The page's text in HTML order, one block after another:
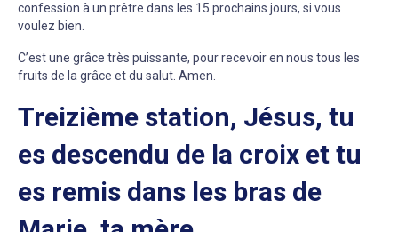
confession à un prêtre dans les 15 prochains jours, si vous
voulez bien.
C’est une grâce très puissante, pour recevoir en nous tous les
fruits de la grâce et du salut. Amen.
Treizième station, Jésus, tu
es descendu de la croix et tu
es remis dans les bras de